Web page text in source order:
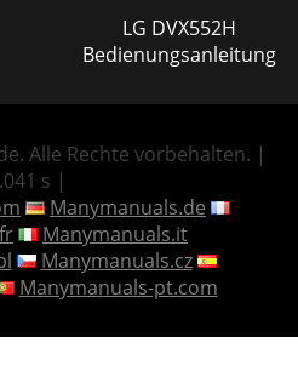
LG DVX552H
Bedienungsanleitung
Alle Rechte vorbehalten. |
s |
Manymanuals.de
Manymanuals.it
Manymanuals.cz
Manymanuals-pt.com